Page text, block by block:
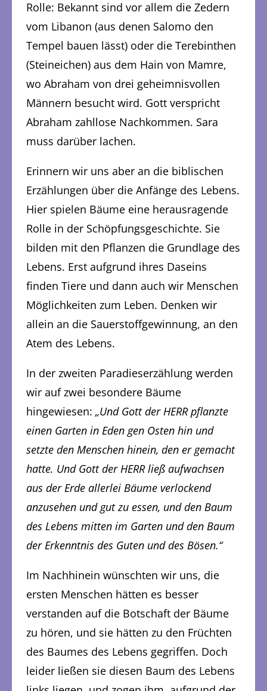
Rolle: Bekannt sind vor allem die Zedern
vom Libanon (aus denen Salomo den
Tempel bauen lässt) oder die Terebinthen
(Steineichen) aus dem Hain von Mamre,
wo Abraham von drei geheimnisvollen
Männern besucht wird. Gott verspricht
Abraham zahllose Nachkommen. Sara
muss darüber lachen.
Erinnern wir uns aber an die biblischen
Erzählungen über die Anfänge des Lebens.
Hier spielen Bäume eine herausragende
Rolle in der Schöpfungsgeschichte. Sie
bilden mit den Pflanzen die Grundlage des
Lebens. Erst aufgrund ihres Daseins
finden Tiere und dann auch wir Menschen
Möglichkeiten zum Leben. Denken wir
allein an die Sauerstoffgewinnung, an den
Atem des Lebens.
In der zweiten Paradieserzählung werden
wir auf zwei besondere Bäume
hingewiesen: „Und Gott der HERR pflanzte
einen Garten in Eden gen Osten hin und
setzte den Menschen hinein, den er gemacht
hatte. Und Gott der HERR ließ aufwachsen
aus der Erde allerlei Bäume verlockend
anzusehen und gut zu essen, und den Baum
des Lebens mitten im Garten und den Baum
der Erkenntnis des Guten und des Bösen.“
Im Nachhinein wünschten wir uns, die
ersten Menschen hätten es besser
verstanden auf die Botschaft der Bäume
zu hören, und sie hätten zu den Früchten
des Baumes des Lebens gegriffen. Doch
leider ließen sie diesen Baum des Lebens